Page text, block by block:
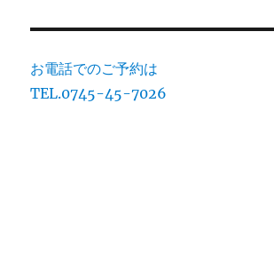
お電話でのご予約は
TEL.0745-45-7026